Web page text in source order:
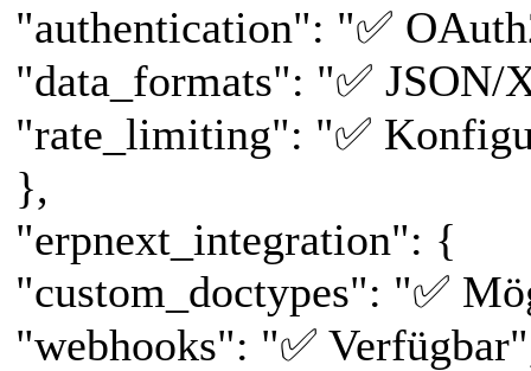
"authentication": "✅
"data_formats": "✅
"rate_limiting": "✅
},
"erpnext_integration": {
"custom_doctypes": "✅
"webhooks": "✅